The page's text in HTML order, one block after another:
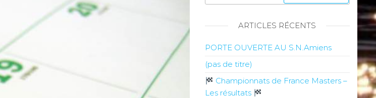
ARTICLES RÉCENTS
PORTE OUVERTE AU S.N.Amiens
(pas de titre)
Championnats de France Masters –
Les résultats